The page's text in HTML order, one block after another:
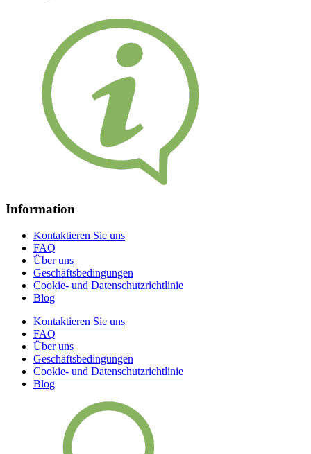
Information
Kontaktieren Sie uns
FAQ
Über uns
Geschäftsbedingungen
Cookie- und Datenschutzrichtlinie
Blog
Kontaktieren Sie uns
FAQ
Über uns
Geschäftsbedingungen
Cookie- und Datenschutzrichtlinie
Blog